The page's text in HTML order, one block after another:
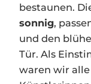
bestaunen.
sonnig,
und den
Tür. Als
waren wir